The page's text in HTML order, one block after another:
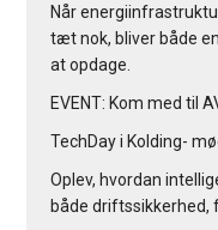
Når
tæt nok, bliver både
at opdage.
EVENT: Kom med til
TechDay i Kolding-
Oplev, hvordan
både driftssikkerhed,